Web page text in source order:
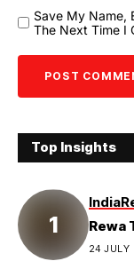
Save My Name,
The Next Time I
Top Insights
India
Rewa
24 JULY